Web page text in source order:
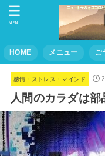
HOME メニュー ご
MENU
感情・ストレス・マインド
人間のカラダは